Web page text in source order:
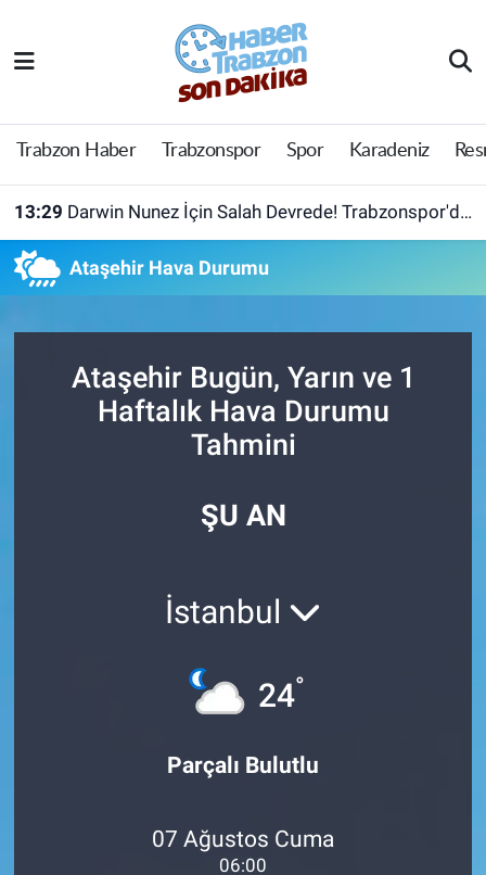
Trabzon Haber Trabzonspor Spor Karadeniz
13:29 Darwin Nunez İçin Salah Devrede! Trabzonspor'da Büyük Hamle
Ataşehir Hava Durumu
Ataşehir Bugün, Yarın ve 1
Haftalık Hava Durumu
Tahmini
ŞU AN
İstanbul
24°
Parçalı Bulutlu
07 Ağustos Cuma
06:00
Trabzon Haber
Trabzonspor
Perde Arkası
Trabzon Nöbetçi Eczaneler
Trabzon Hava Durumu
Tüm Manşetler
Son Dakika Haberleri